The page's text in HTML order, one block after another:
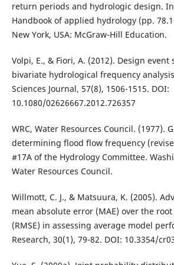
return periods and hydrologic design.
Handbook of applied hydrology (pp.
New York, USA: McGraw-Hill Education.
Volpi, E., & Fiori, A. (2012). Design event
bivariate hydrological frequency
Sciences Journal, 57(8), 1506-1515. DOI:
10.1080/02626667.2012.726357
WRC, Water Resources Council. (1977).
determining flood flow frequency
#17A of the Hydrology Committee.
Water Resources Council.
Willmott, C. J., & Matsuura, K. (2005).
mean absolute error (MAE) over the
(RMSE) in assessing average model
Research, 30(1), 79-82. DOI: 10.3354/